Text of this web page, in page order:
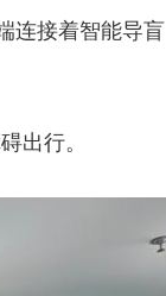
连接着智能导盲
出行。